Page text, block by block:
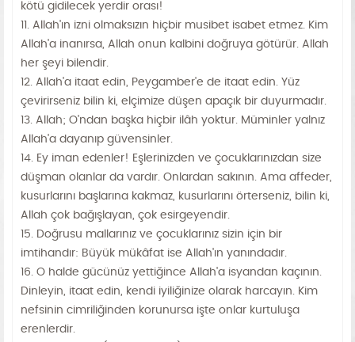
kötü gidilecek yerdir orası!
11. Allah'ın izni olmaksızın hiçbir musibet isabet etmez. Kim
Allah'a inanırsa, Allah onun kalbini doğruya götürür. Allah
her şeyi bilendir.
12. Allah'a itaat edin, Peygamber'e de itaat edin. Yüz
çevirirseniz bilin ki, elçimize düşen apaçık bir duyurmadır.
13. Allah; O'ndan başka hiçbir ilâh yoktur. Müminler yalnız
Allah'a dayanıp güvensinler.
14. Ey iman edenler! Eşlerinizden ve çocuklarınızdan size
düşman olanlar da vardır. Onlardan sakının. Ama affeder,
kusurlarını başlarına kakmaz, kusurlarını örterseniz, bilin ki,
Allah çok bağışlayan, çok esirgeyendir.
15. Doğrusu mallarınız ve çocuklarınız sizin için bir
imtihandır: Büyük mükâfat ise Allah'ın yanındadır.
16. O halde gücünüz yettiğince Allah'a isyandan kaçının.
Dinleyin, itaat edin, kendi iyiliğinize olarak harcayın. Kim
nefsinin cimriliğinden korunursa işte onlar kurtuluşa
erenlerdir.